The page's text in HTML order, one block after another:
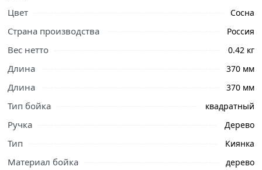
Ознакомьтесь с подробными характеристиками,
описанием и отзывами о товаре, чтобы сделать
Цвет Сосна
Страна производства Россия
Вес нетто 0.42 кг
Длина 370 мм
Длина 370 мм
Тип бойка квадратный
Ручка Дерево
Тип Киянка
Материал бойка дерево